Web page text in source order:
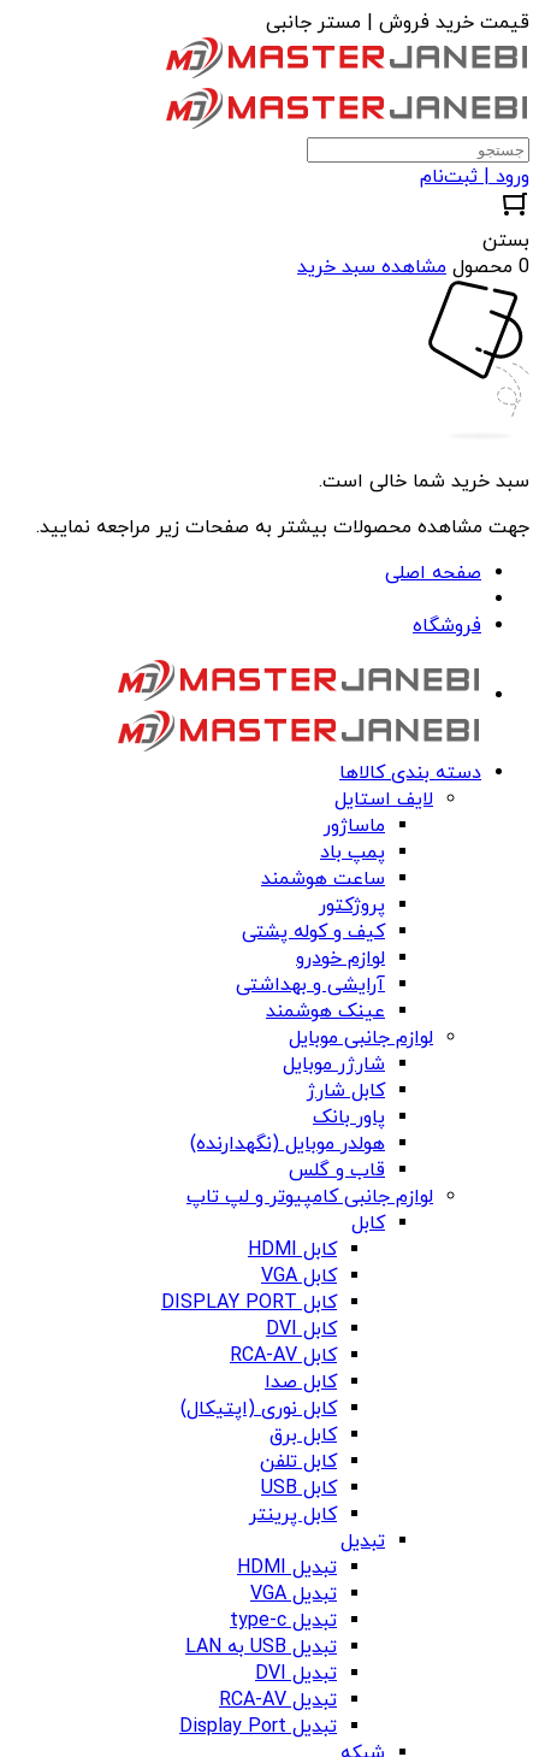
قیمت خرید فروش | مستر جانبی
ورود | ثبت‌نام
بستن
0 محصول
مشاهده سبد خرید
سبد خرید شما خالی است.
جهت مشاهده محصولات بیشتر به صفحات زیر مراجعه نمایید.
صفحه اصلی
فروشگاه
دسته بندی کالاها
لایف استایل
ماساژور
پمپ باد
ساعت هوشمند
پروژکتور
کیف و کوله پشتی
لوازم خودرو
آرایشی و بهداشتی
عینک هوشمند
لوازم جانبی موبایل
شارژر موبایل
کابل شارژ
پاور بانک
هولدر موبایل (نگهدارنده)
قاب و گلس
لوازم جانبی کامپیوتر و لپ تاپ
کابل
کابل HDMI
کابل VGA
کابل DISPLAY PORT
کابل DVI
کابل RCA-AV
کابل صدا
کابل نوری (اپتیکال)
کابل برق
کابل تلفن
کابل USB
کابل پرینتر
تبدیل
تبدیل HDMI
تبدیل VGA
تبدیل type-c
تبدیل USB به LAN
تبدیل DVI
تبدیل RCA-AV
تبدیل Display Port